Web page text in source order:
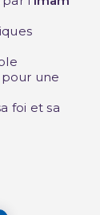
pour une
foi et sa